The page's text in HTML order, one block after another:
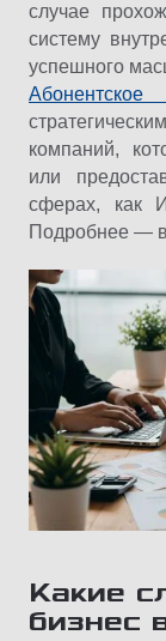
случае
систему
успешного
компаний,
или
сферах, как
Подробнее —
Какие
бизнес